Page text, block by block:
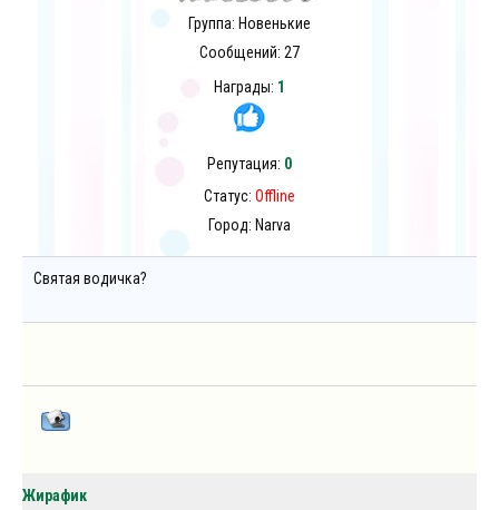
Группа: Новенькие
Сообщений: 27
Награды: 1
Репутация: 0
Статус: Offline
Город: Narva
Святая водичка?
Жирафик